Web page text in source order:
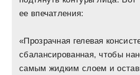
ее впечатления:
«Прозрачная гелевая
сбалансированная, чтобы
самым жидким слоем и